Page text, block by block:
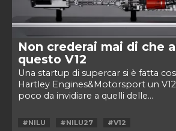
Non crederai mai di che
questo V12
Una startup di supercar si è fatta
Hartley Engines&Motorsport un
poco da invidiare a quelli delle...
#NILU #NILU27 #V12